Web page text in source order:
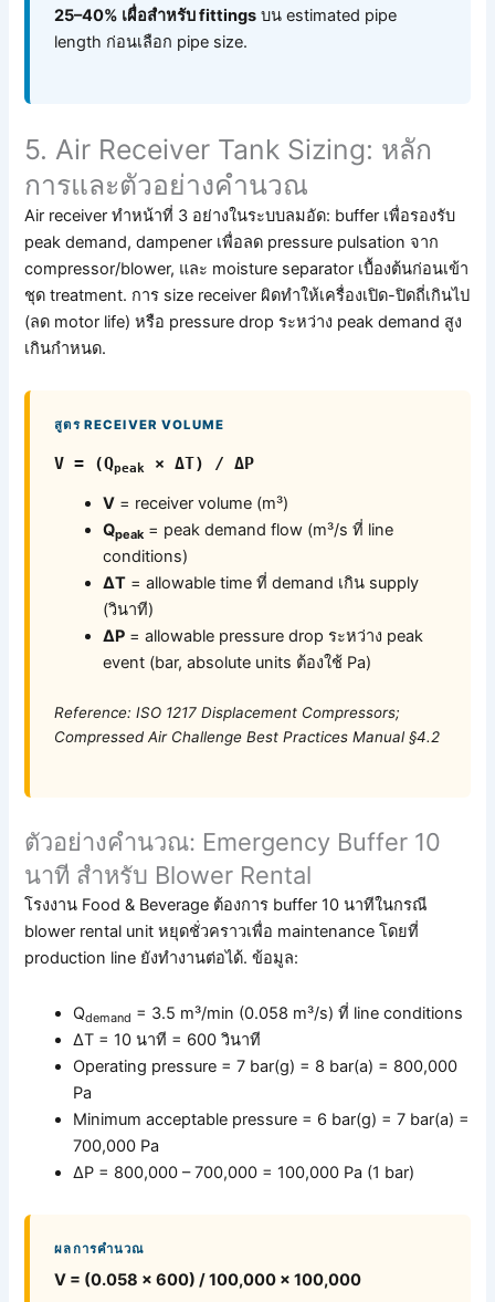
25–40% เผื่อสำหรับ fittings บน estimated pipe
length ก่อนเลือก pipe size.
5. Air Receiver Tank Sizing: หลัก
การและตัวอย่างคำนวณ
Air receiver ทำหน้าที่ 3 อย่างในระบบลมอัด: buffer เพื่อรองรับ
peak demand, dampener เพื่อลด pressure pulsation จาก
compressor/blower, และ moisture separator เบื้องต้นก่อนเข้า
ชุด treatment. การ size receiver ผิดทำให้เครื่องเปิด-ปิดถี่เกินไป
(ลด motor life) หรือ pressure drop ระหว่าง peak demand สูง
เกินกำหนด.
สูตร RECEIVER VOLUME
V = (Qpeak
× ΔT) / ΔP
V = receiver volume (m³)
Qpeak = peak demand flow (m³/s ที่ line
conditions)
ΔT = allowable time ที่ demand เกิน supply
(วินาที)
ΔP = allowable pressure drop ระหว่าง peak
event (bar, absolute units ต้องใช้ Pa)
Reference: ISO 1217 Displacement Compressors;
Compressed Air Challenge Best Practices Manual §4.2
ตัวอย่างคำนวณ: Emergency Buffer 10
นาที สำหรับ Blower Rental
โรงงาน Food & Beverage ต้องการ buffer 10 นาทีในกรณี
blower rental unit หยุดชั่วคราวเพื่อ maintenance โดยที่
production line ยังทำงานต่อได้. ข้อมูล:
Qdemand = 3.5 m³/min (0.058 m³/s) ที่ line conditions
ΔT = 10 นาที = 600 วินาที
Operating pressure = 7 bar(g) = 8 bar(a) = 800,000
Pa
Minimum acceptable pressure = 6 bar(g) = 7 bar(a) =
700,000 Pa
ΔP = 800,000 – 700,000 = 100,000 Pa (1 bar)
ผลการคำนวณ
V = (0.058 × 600) / 100,000 × 100,000